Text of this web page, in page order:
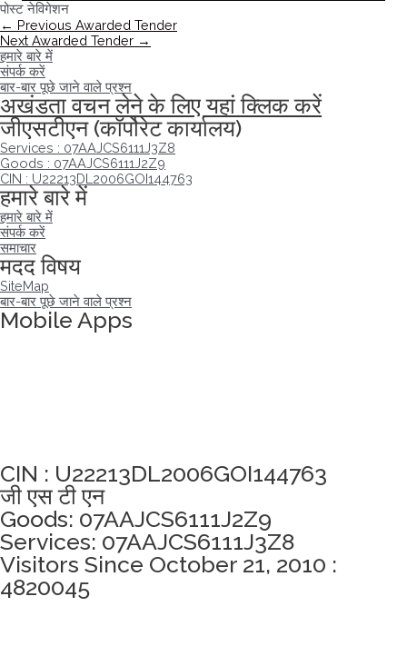
पोस्ट नेविगेशन
← Previous Awarded Tender
Next Awarded Tender →
हमारे बारे में
संपर्क करें
बार-बार पूछे जाने वाले प्रश्न
अखंडता वचन लेने के लिए यहां क्लिक करें
जीएसटीएन (कॉर्पोरेट कार्यालय)
Services : 07AAJCS6111J3Z8
Goods : 07AAJCS6111J2Z9
CIN : U22213DL2006GOI144763
हमारे बारे में
हमारे बारे में
संपर्क करें
समाचार
मदद विषय
SiteMap
बार-बार पूछे जाने वाले प्रश्न
Mobile Apps
CIN : U22213DL2006GOI144763
जी एस टी एन
Goods: 07AAJCS6111J2Z9
Services: 07AAJCS6111J3Z8
Visitors Since October 21, 2010 :
4820045